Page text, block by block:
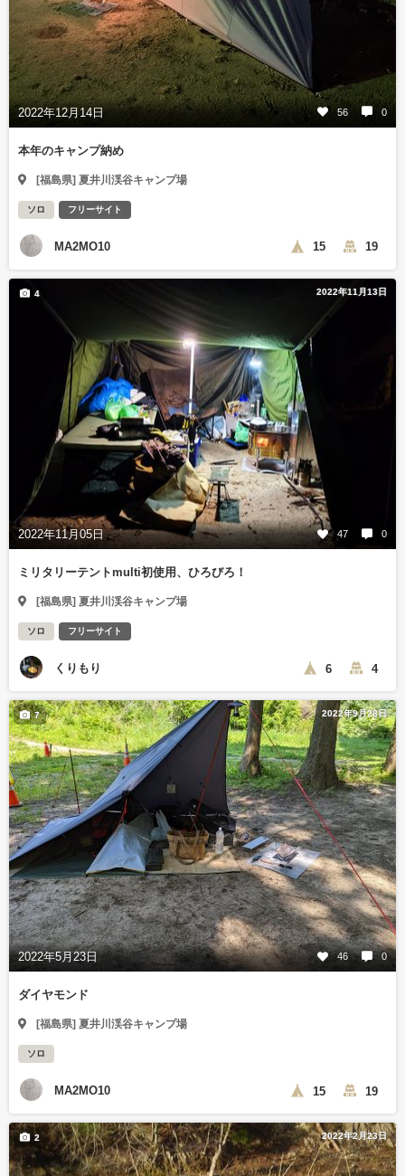
2022年12月14日 56 0
本年のキャンプ納め
[福島県] 夏井川渓谷キャンプ場
ソロ フリーサイト
MA2MO10 15 19
2022年11月13日
2022年11月05日 47 0
4
ミリタリーテントmulti初使用、ひろびろ！
[福島県] 夏井川渓谷キャンプ場
ソロ フリーサイト
くりもり 6 4
2022年9月28日
2022年5月23日 46 0
7
ダイヤモンド
[福島県] 夏井川渓谷キャンプ場
ソロ
MA2MO10 15 19
2022年2月23日
2